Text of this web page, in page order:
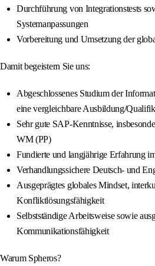
Durchführung von Integrationstests
Systemanpassungen
Vorbereitung und Umsetzung der
Damit begeistern Sie uns:
Abgeschlossenes Studium der
eine vergleichbare Ausbildung/
Sehr gute SAP-Kenntnisse,
WM (PP)
Fundierte und langjährige Erfahrung
Verhandlungssichere Deutsch- und
Ausgeprägtes globales Mindset,
Konfliktlösungsfähigkeit
Selbstständige Arbeitsweise sowie
Kommunikationsfähigkeit
Warum Spheros?